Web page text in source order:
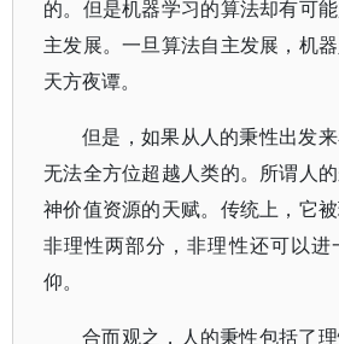
的。但是机器学习的算法却有可
主发展。一旦算法自主发展，机
天方夜谭。
但是，如果从人的秉性出发
无法全方位超越人类的。所谓人
神价值资源的天赋。传统上，它
非理性两部分，非理性还可以进
仰。
合而观之，人的秉性包括了